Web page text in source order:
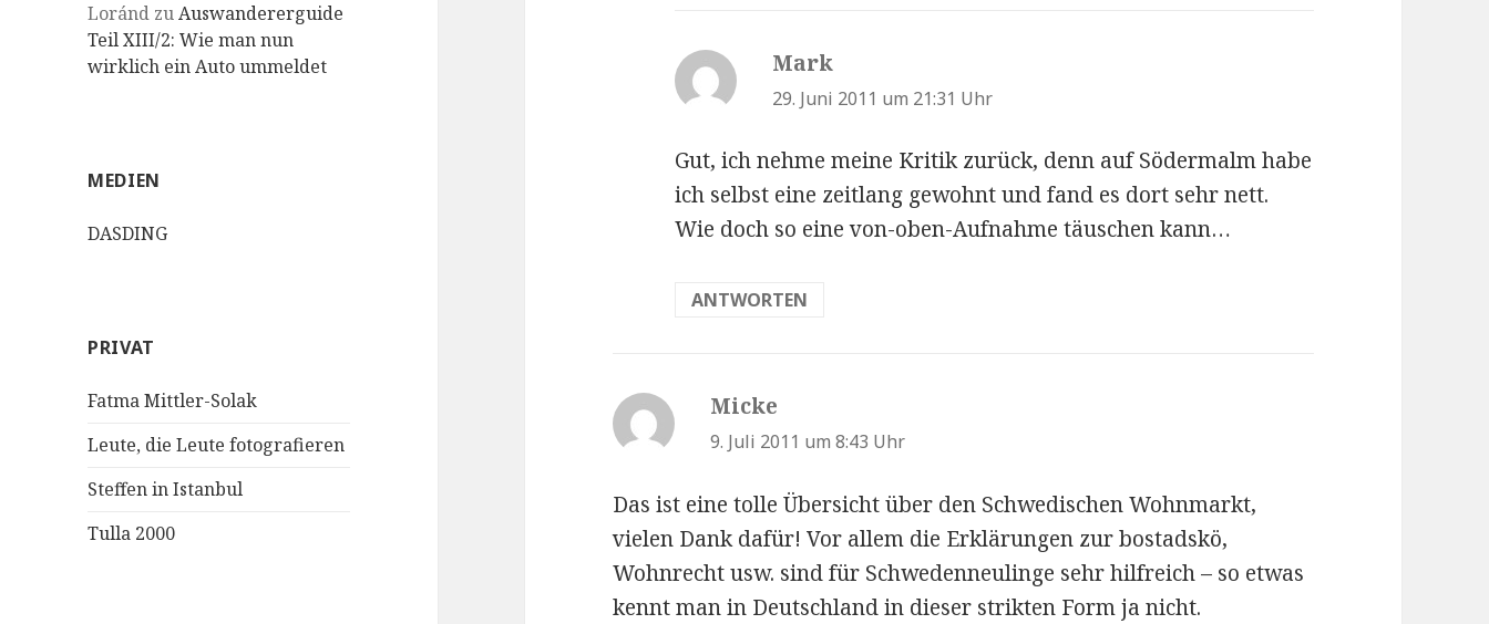
Loránd zuAuswandererguide
Teil XIII/2: Wie man nun
wirklich ein Auto ummeldet
MEDIEN
DASDING
PRIVAT
Fatma Mittler-Solak
Leute, die Leute fotografieren
Steffen in Istanbul
Tulla 2000
Mark
29. Juni 2011 um 21:31 Uhr
Gut, ich nehme meine Kritik zurück, denn auf Södermalm habe
ich selbst eine zeitlang gewohnt und fand es dort sehr nett.
Wie doch so eine von-oben-Aufnahme täuschen kann…
ANTWORTEN
Micke
9. Juli 2011 um 8:43 Uhr
Das ist eine tolle Übersicht über den Schwedischen Wohnmarkt,
vielen Dank dafür! Vor allem die Erklärungen zur bostadskö,
Wohnrecht usw. sind für Schwedenneulinge sehr hilfreich – so etwas
kennt man in Deutschland in dieser strikten Form ja nicht.